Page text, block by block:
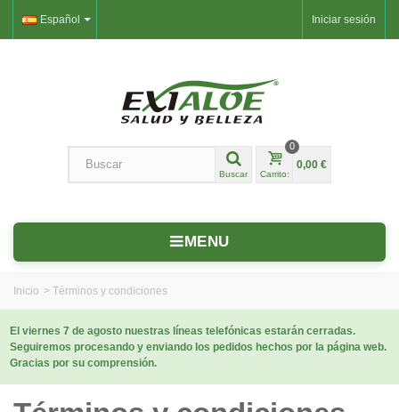
Iniciar sesión
Español
Buscar Carrito:
0
0,00 €
MENU
Inicio > Términos y condiciones
El viernes 7 de agosto nuestras líneas telefónicas estarán cerradas.
Seguiremos procesando y enviando los pedidos hechos por la página web.
Gracias por su comprensión.